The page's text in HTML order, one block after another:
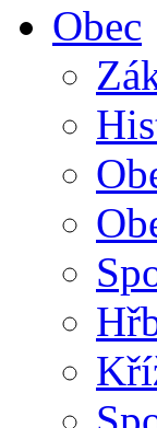
Obec